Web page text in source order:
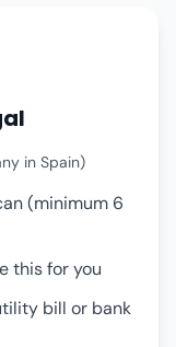
in Spain)
(minimum 6
this for you
bill or bank